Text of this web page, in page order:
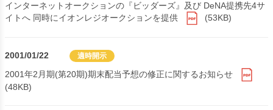
インターネットオークションの『ビッダーズ』及び DeNA提携先4サ
イトへ 同時にイオンレジオークションを提供
(53KB)
2001/01/22 適時開示
2001年2月期(第20期)期末配当予想の修正に関するお知らせ
(48KB)